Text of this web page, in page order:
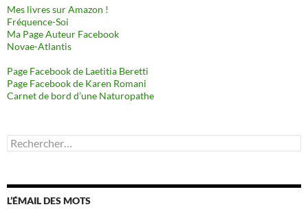
Mes livres sur Amazon !
Fréquence-Soi
Ma Page Auteur Facebook
Novae-Atlantis
Page Facebook de Laetitia Beretti
Page Facebook de Karen Romani
Carnet de bord d’une Naturopathe
Rechercher :
L’ÉMAIL DES MOTS